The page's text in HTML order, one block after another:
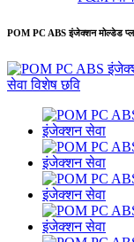
POM PC ABS इंजेक्शन मोल्डेड